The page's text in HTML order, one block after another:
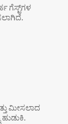
ಗೆಸ್ಟ್‌ಗಳ
ಮೀಸಲಾದ